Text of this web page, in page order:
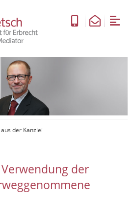
aus der Kanzlei
der